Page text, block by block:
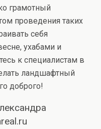
грамотный
проведения таких
себя
ухабами и
к специалистам в
ландшафтный
доброго!